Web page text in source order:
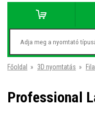
Főoldal » 3D nyomtatás »
Professional